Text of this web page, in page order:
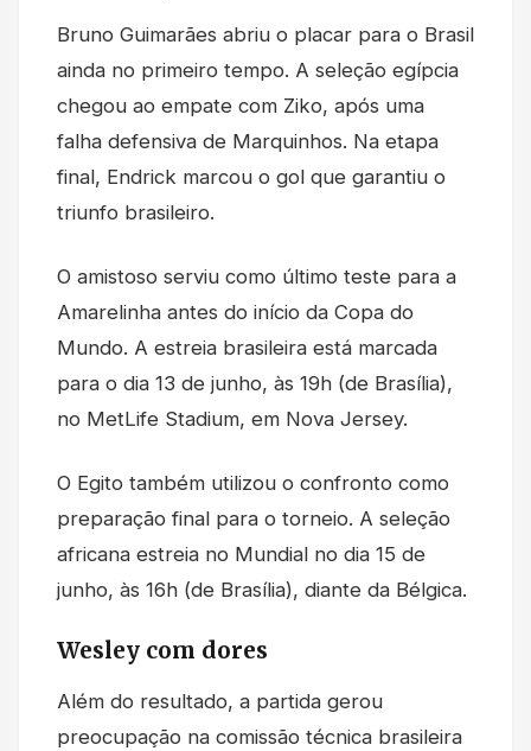
Bruno Guimarães abriu o placar para o Brasil
ainda no primeiro tempo. A seleção egípcia
chegou ao empate com Ziko, após uma
falha defensiva de Marquinhos. Na etapa
final, Endrick marcou o gol que garantiu o
triunfo brasileiro.
O amistoso serviu como último teste para a
Amarelinha antes do início da Copa do
Mundo. A estreia brasileira está marcada
para o dia 13 de junho, às 19h (de Brasília),
no MetLife Stadium, em Nova Jersey.
O Egito também utilizou o confronto como
preparação final para o torneio. A seleção
africana estreia no Mundial no dia 15 de
junho, às 16h (de Brasília), diante da Bélgica.
Wesley com dores
Além do resultado, a partida gerou
preocupação na comissão técnica brasileira